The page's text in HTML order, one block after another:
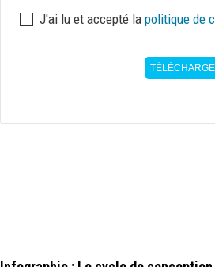
Politique
de
J'ai lu et accepté la politique de